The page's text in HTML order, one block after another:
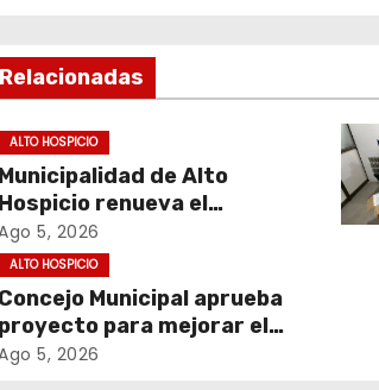
ALTO HOSPICIO
Municipalidad de Alto
Hospicio renueva el
Red Local de
y Cuidados
5, 2026
ALTO HOSPICIO
Concejo Municipal aprueba
proyecto para mejorar el
público del
5, 2026